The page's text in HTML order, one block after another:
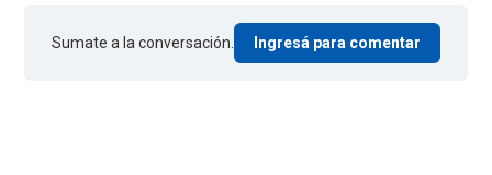
Sumate a la conversación. Ingresá para comentar